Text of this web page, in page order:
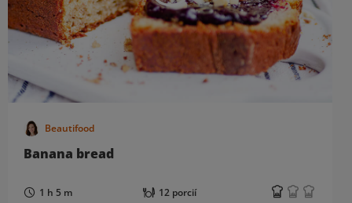
Beautifood
Banana bread
1 h 5 m 12 porcií